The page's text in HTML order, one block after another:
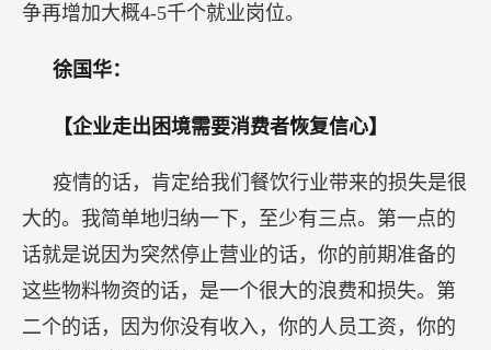
争再增加大概4-5千个就业岗位。
徐国华：
【企业走出困境需要消费者恢复信心】
疫情的话，肯定给我们餐饮行业带来的损失是很
大的。我简单地归纳一下，至少有三点。第一点的
话就是说因为突然停止营业的话，你的前期准备的
这些物料物资的话，是一个很大的浪费和损失。第
二个的话，因为你没有收入，你的人员工资，你的